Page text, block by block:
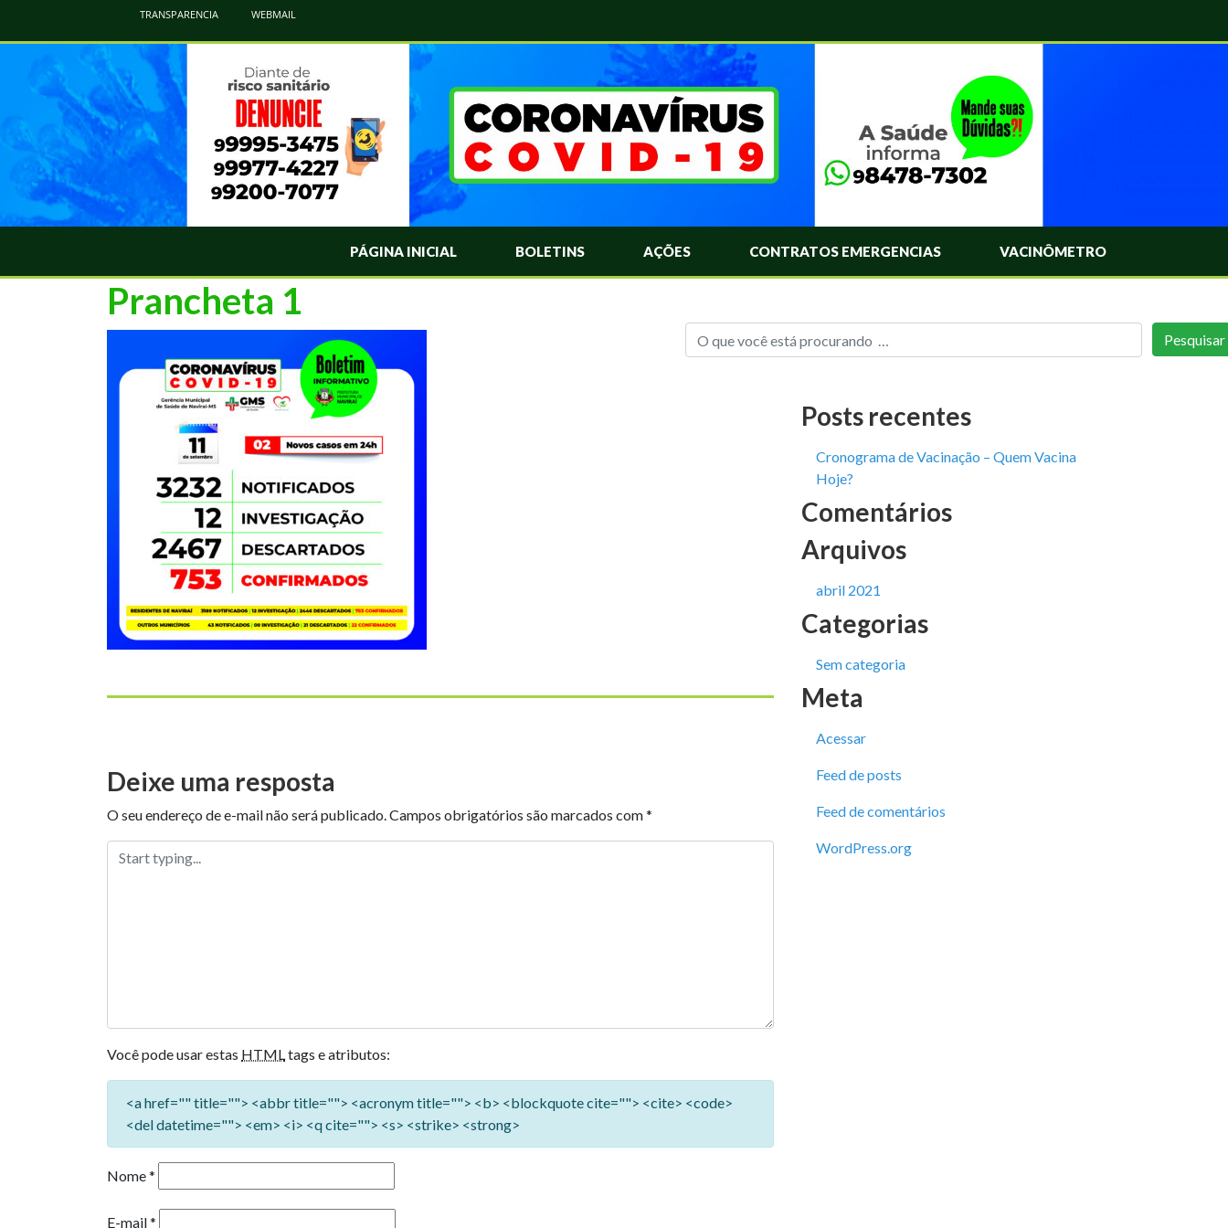
TRANSPARENCIA WEBMAIL
PÁGINA INICIAL BOLETINS AÇÕES CONTRATOS EMERGENCIAS VACINÔMETRO
Prancheta 1
Deixe uma resposta
O seu endereço de e-mail não será publicado.Campos obrigatórios são marcados com*
Você pode usar estas HTMLtags e atributos:
<a href="" title=""> <abbr title=""> <acronym title=""> <b> <blockquote cite=""> <cite> <code>
<del datetime=""> <em> <i> <q cite=""> <s> <strike> <strong>
Nome*
E-mail*
Posts recentes
Cronograma de Vacinação – Quem Vacina
Hoje?
Comentários
Arquivos
abril 2021
Categorias
Sem categoria
Meta
Acessar
Feed de posts
Feed de comentários
WordPress.org